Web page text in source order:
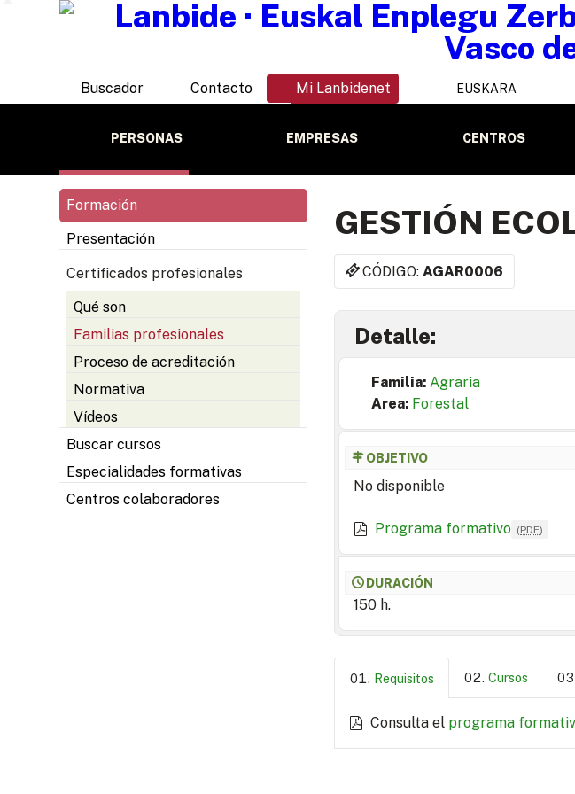
Buscador Contacto Mi Lanbidenet EUSKARA
PERSONAS EMPRESAS CENTROS
Formación
Presentación
Certificados profesionales
Qué son
Familias profesionales
Proceso de acreditación
Normativa
Vídeos
Buscar cursos
Especialidades formativas
Centros colaboradores
GESTIÓN
CÓDIGO:AGAR0006
Detalle:
Familia: Agraria
Area: Forestal
OBJETIVO
No disponible
Programa formativo (PDF)
DURACIÓN
150 h.
Requisitos Cursos
Consulta el programa